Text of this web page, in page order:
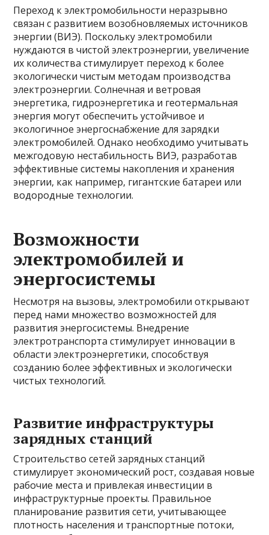
Переход к электромобильности неразрывно
связан с развитием возобновляемых источников
энергии (ВИЭ). Поскольку электромобили
нуждаются в чистой электроэнергии, увеличение
их количества стимулирует переход к более
экологически чистым методам производства
электроэнергии. Солнечная и ветровая
энергетика, гидроэнергетика и геотермальная
энергия могут обеспечить устойчивое и
экологичное энергоснабжение для зарядки
электромобилей. Однако необходимо учитывать
межгодовую нестабильность ВИЭ, разработав
эффективные системы накопления и хранения
энергии, как например, гигантские батареи или
водородные технологии.
Возможности
электромобилей и
энергосистемы
Несмотря на вызовы, электромобили открывают
перед нами множество возможностей для
развития энергосистемы. Внедрение
электротранспорта стимулирует инновации в
области электроэнергетики, способствуя
созданию более эффективных и экологически
чистых технологий.
Развитие инфраструктуры
зарядных станций
Строительство сетей зарядных станций
стимулирует экономический рост, создавая новые
рабочие места и привлекая инвестиции в
инфраструктурные проекты. Правильное
планирование развития сети, учитывающее
плотность населения и транспортные потоки,